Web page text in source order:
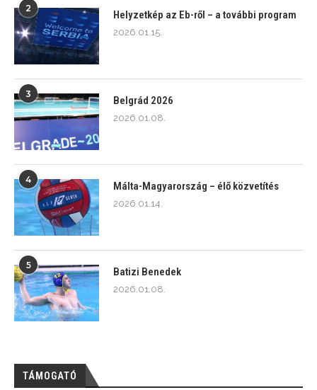
2
Helyzetkép az Eb-ről – a további program
2026.01.15.
3
Belgrád 2026
2026.01.08.
4
Málta-Magyarország – élő közvetítés
2026.01.14.
5
Batizi Benedek
2026.01.08.
TÁMOGATÓ